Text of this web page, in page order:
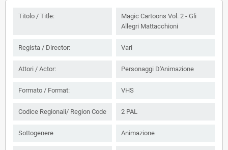
Titolo / Title:
Magic Cartoons Vol. 2 - Gli
Allegri Mattacchioni
Regista / Director: Vari
Attori / Actor: Personaggi D'Animazione
Formato / Format: VHS
Codice Regionali/ Region Code 2 PAL
Sottogenere Animazione